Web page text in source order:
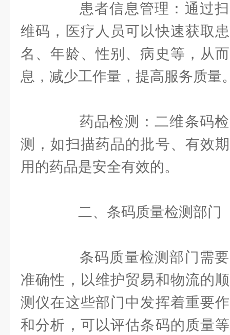
患者信息管理：通过扫
维码，医疗人员可以快速获取
名、年龄、性别、病史等，从
息，减少工作量，提高服务质量
药品检测：二维条码检
测，如扫描药品的批号、有效
用的药品是安全有效的。
二、条码质量检测部门
条码质量检测部门需要
准确性，以维护贸易和物流的
测仪在这些部门中发挥着重要
和分析，可以评估条码的质量